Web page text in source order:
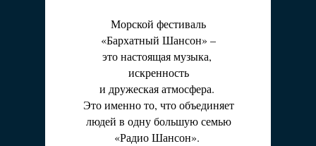
Морской фестиваль
«Бархатный Шансон» –
это настоящая музыка,
искренность
и дружеская атмосфера.
Это именно то, что объединяет
людей в одну большую семью
«Радио Шансон».